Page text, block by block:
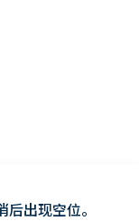
出现空位。